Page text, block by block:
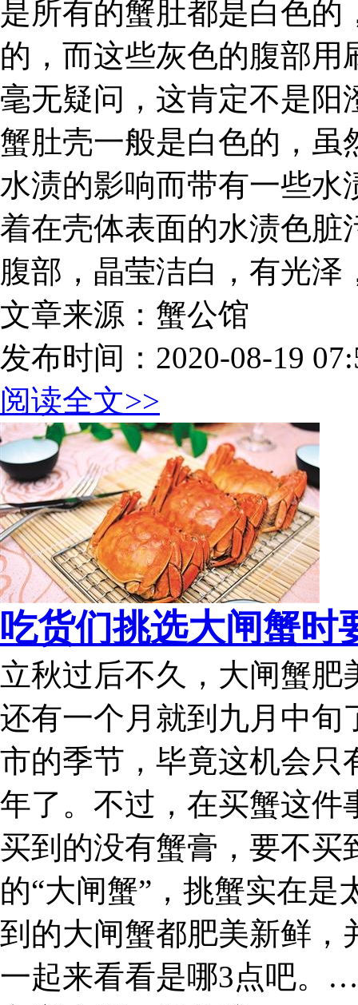
是所有的蟹肚都是白色
的，而这些灰色的腹部
毫无疑问，这肯定不是阳
蟹肚壳一般是白色的，虽
水渍的影响而带有一些水
着在壳体表面的水渍色脏
腹部，晶莹洁白，有光
文章来源：蟹公馆
发布时间：2020-08-19
阅读全文>>
吃货们挑选大闸蟹时
立秋过后不久，大闸蟹
还有一个月就到九月中旬
市的季节，毕竟这机会只
年了。不过，在买蟹这件
买到的没有蟹膏，要不买
的“大闸蟹”，挑蟹实在是
到的大闸蟹都肥美新鲜，
一起来看看是哪3点吧